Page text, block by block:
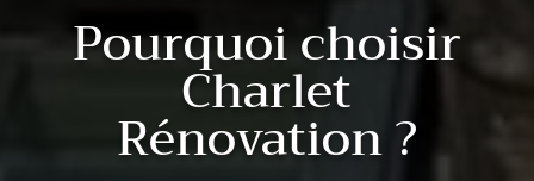
Pourquoi choisir
Charlet
Rénovation ?